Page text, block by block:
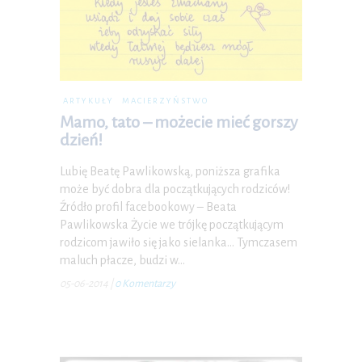
ARTYKUŁY MACIERZYŃSTWO
Mamo, tato – możecie mieć gorszy
dzień!
Lubię Beatę Pawlikowską, poniższa grafika
może być dobra dla początkujących rodziców!
Źródło profil facebookowy – Beata
Pawlikowska Życie we trójkę początkującym
rodzicom jawiło się jako sielanka… Tymczasem
maluch płacze, budzi w…
05-06-2014 0 Komentarzy